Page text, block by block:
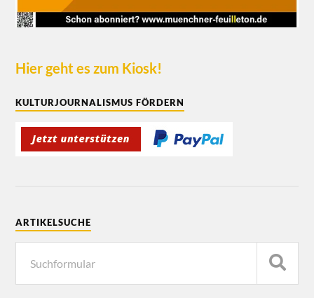
Hier geht es zum Kiosk!
KULTURJOURNALISMUS FÖRDERN
ARTIKELSUCHE